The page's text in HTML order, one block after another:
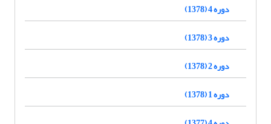
دوره 4 (1378)
دوره 3 (1378)
دوره 2 (1378)
دوره 1 (1378)